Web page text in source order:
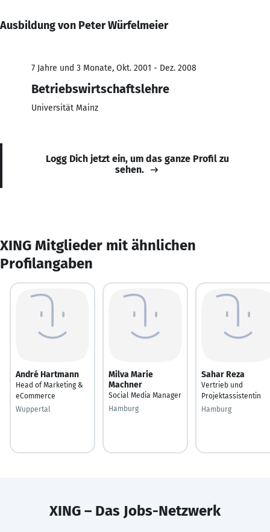
Ausbildung von Peter Würfelmeier
7 Jahre und 3 Monate, Okt. 2001 - Dez. 2008
Betriebswirtschaftslehre
Universität Mainz
Logg Dich jetzt ein, um das ganze Profil zu
sehen.
XING Mitglieder mit ähnlichen
Profilangaben
André Hartmann
Head of Marketing &
eCommerce
Wuppertal
Milva Marie
Machner
Social Media Manager
Hamburg
Sahar Reza
Vertrieb und
Projektassistentin
Hamburg
XING – Das Jobs-Netzwerk